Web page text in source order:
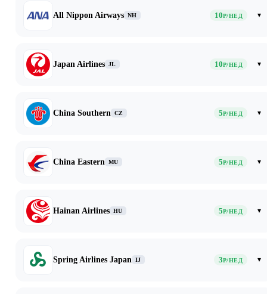
All Nippon Airways NH 10Р/НЕД ▾
Japan Airlines JL 10Р/НЕД ▾
China Southern CZ 5Р/НЕД ▾
China Eastern MU 5Р/НЕД ▾
Hainan Airlines HU 5Р/НЕД ▾
Spring Airlines Japan IJ 3Р/НЕД ▾